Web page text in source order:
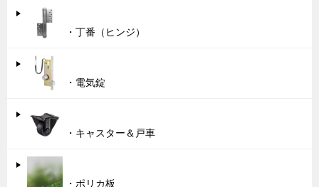
・丁番（ヒンジ）
・電気錠
・キャスター＆戸車
・ポリカ板